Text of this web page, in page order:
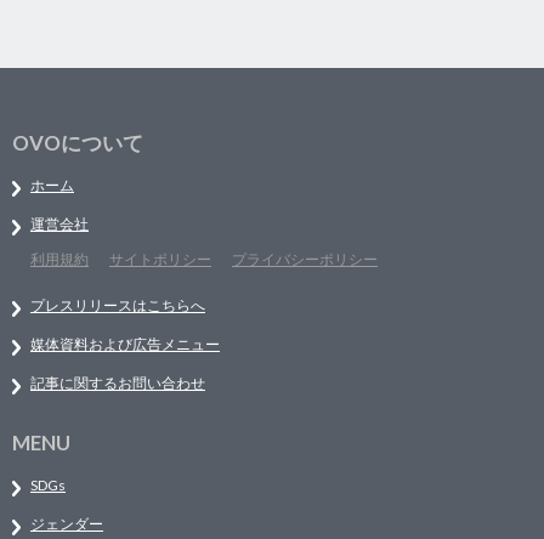
OVOについて
ホーム
運営会社
利用規約
サイトポリシー プライバシーポリシー
プレスリリースはこちらへ
媒体資料および広告メニュー
記事に関するお問い合わせ
MENU
SDGs
ジェンダー